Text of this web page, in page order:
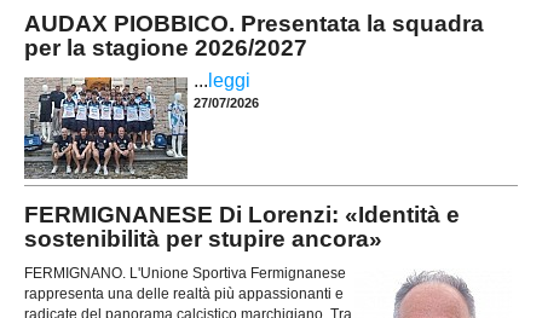
AUDAX PIOBBICO. Presentata la squadra
per la stagione 2026/2027
... leggi
27/07/2026
FERMIGNANESE Di Lorenzi: «Identità e
sostenibilità per stupire ancora»
FERMIGNANO. L'Unione Sportiva Fermignanese
rappresenta una delle realtà più appassionanti e
radicate del panorama calcistico marchigiano. Tra